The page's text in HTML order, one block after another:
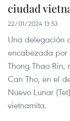
ciudad
22/01/2024 13:53
Una delegación
encabezada por
Thong Thao
Can Tho, en el
Nuevo Lunar
vietnamita.